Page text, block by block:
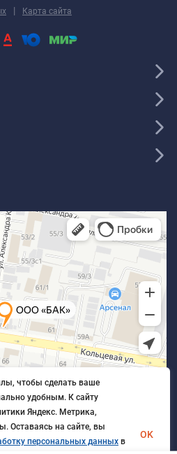
| Карта сайта
чтобы сделать ваше
удобным. К cайту
Яндекс. Метрика,
Оставаясь на сайте, вы
персональных данных в
OK